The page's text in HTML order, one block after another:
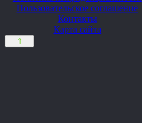
Пользовательское соглашение
Контакты
Карта сайта